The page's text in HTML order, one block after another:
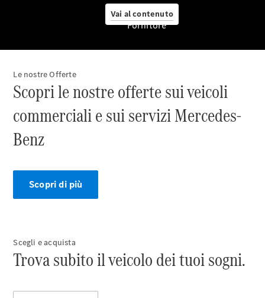
Vai al contenuto
Componenti
Soccorso
Riparazioni
Mercedes-
Benz
SmallRepair
veicoli fuori
Servizi
Fornitore
Le nostre Offerte
Scopri le nostre offerte sui veicoli
commerciali e sui servizi Mercedes-
Benz
Scopri di più
Scegli e acquista
Trova subito il veicolo dei tuoi sogni.